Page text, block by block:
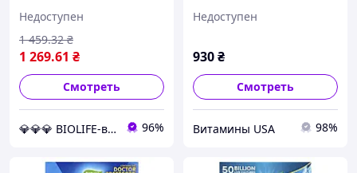
Way "Fortify" 30 млрд КОЕ
(30 растительных капсул)
Недоступен
1 269.61 ₴
1 459.32 ₴
Смотреть
💎💎💎 BIOLIFE-витамины и минералы 96%
30 вегетарианских капсул
Недоступен
930₴
Смотреть
Витамины USA 98%